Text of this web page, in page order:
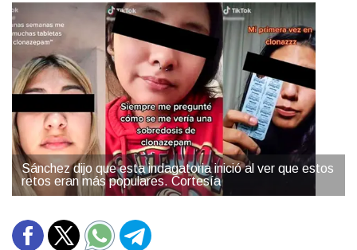
Sánchez dijo que esta indagatoria inició al ver que estos
retos eran más populares. Cortesía